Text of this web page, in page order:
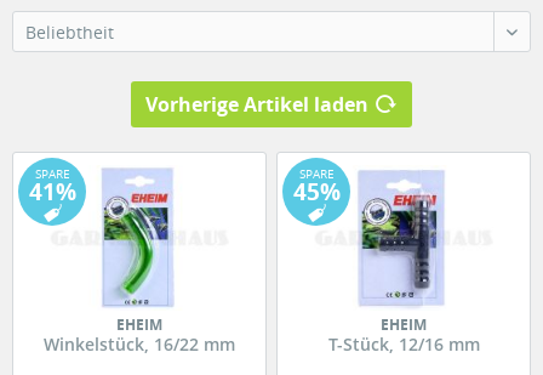
Beliebtheit
Vorherige Artikel laden
SPARE
41%
EHEIM
Winkelstück, 16/22 mm
SPARE
45%
EHEIM
T-Stück, 12/16 mm